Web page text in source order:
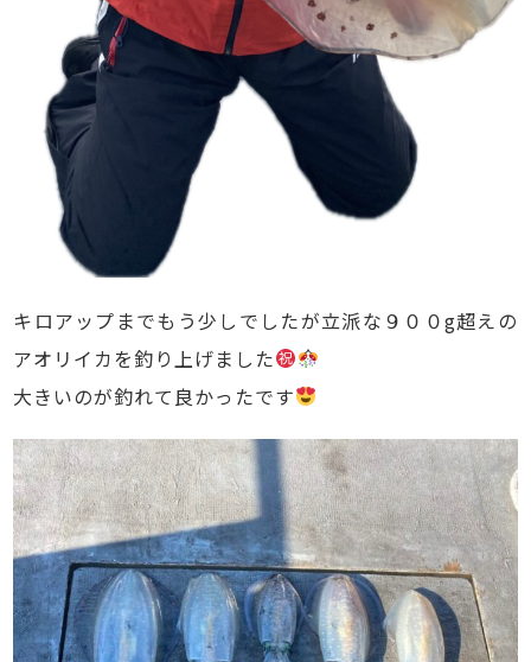
キロアップまでもう少しでしたが立派な９００g超えの
アオリイカを釣り上げました
大きいのが釣れて良かったです